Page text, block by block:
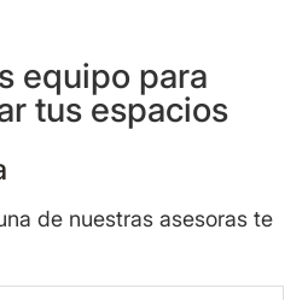
equipo para
tus espacios
de nuestras asesoras te